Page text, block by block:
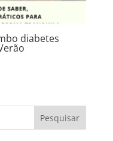
diabetes